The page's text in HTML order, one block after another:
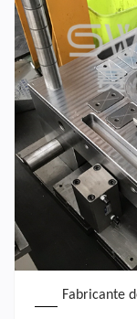
Fabricante